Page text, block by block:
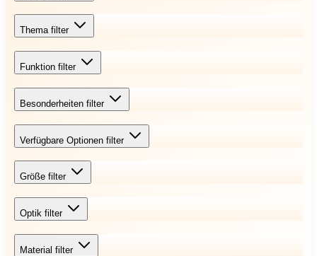
Thema filter
Funktion filter
Besonderheiten filter
Verfügbare Optionen filter
Größe filter
Optik filter
Material filter